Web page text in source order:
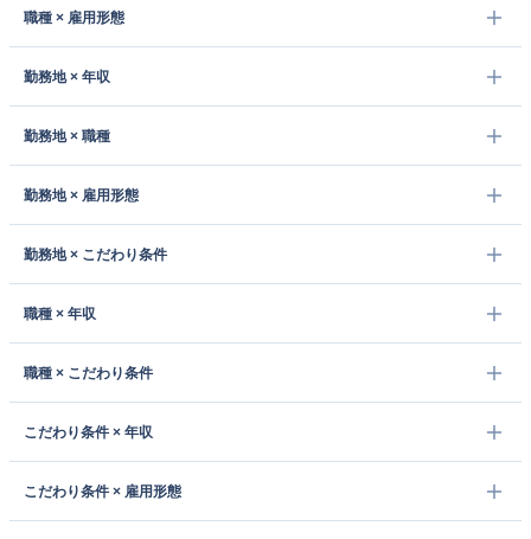
職種 × 雇用形態
勤務地 × 年収
勤務地 × 職種
勤務地 × 雇用形態
勤務地 × こだわり条件
職種 × 年収
職種 × こだわり条件
こだわり条件 × 年収
こだわり条件 × 雇用形態